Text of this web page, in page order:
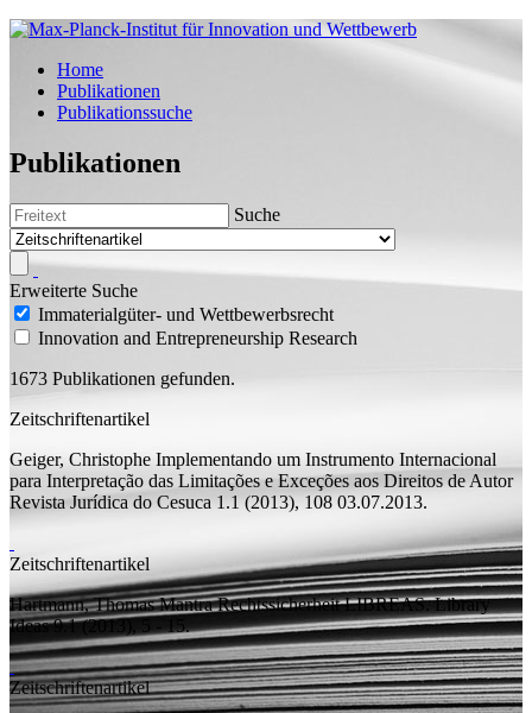
Home
Publikationen
Publikationssuche
Publikationen
Suche
Erweiterte Suche
Immaterialgüter- und Wettbewerbsrecht
Innovation and Entrepreneurship Research
1673 Publikationen gefunden.
Zeitschriftenartikel
Geiger, Christophe Implementando um Instrumento Internacional
para Interpretação das Limitações e Exceções aos Direitos de Autor
Revista Jurídica do Cesuca 1.1 (2013), 108 03.07.2013.
Zeitschriftenartikel
Hartmann, Thomas Mantra RechtssicherheitLIBREAS. Library
Ideas 9.1 (2013), 5 - 15.
Zeitschriftenartikel